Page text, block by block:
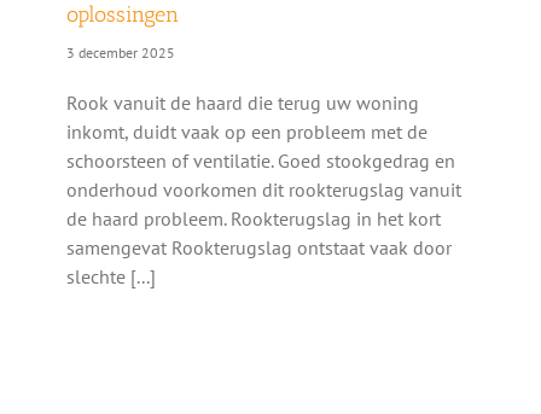
oplossingen
3 december 2025
Rook vanuit de haard die terug uw woning
inkomt, duidt vaak op een probleem met de
schoorsteen of ventilatie. Goed stookgedrag en
onderhoud voorkomen dit rookterugslag vanuit
de haard probleem. Rookterugslag in het kort
samengevat Rookterugslag ontstaat vaak door
slechte [...]